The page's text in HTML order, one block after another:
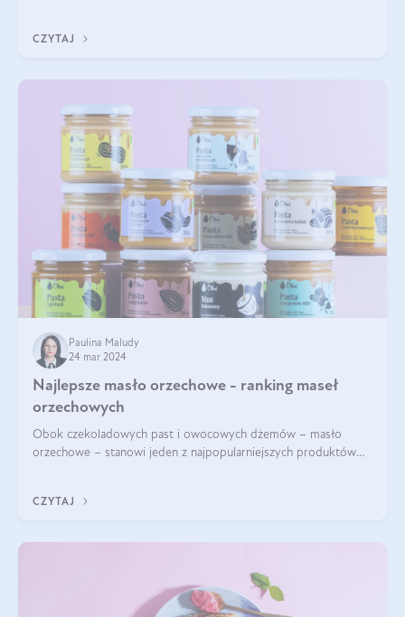
CZYTAJ
Paulina Maludy
24 mar 2024
Najlepsze masło orzechowe - ranking maseł
orzechowych
Obok czekoladowych past i owocowych dżemów – masło
orzechowe – stanowi jeden z najpopularniejszych produktów
CZYTAJ